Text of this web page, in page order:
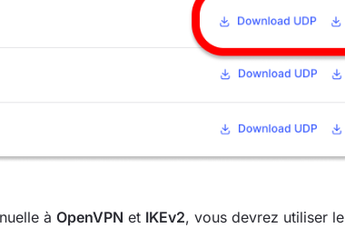
à OpenVPN et IKEv2, vous devrez utiliser le